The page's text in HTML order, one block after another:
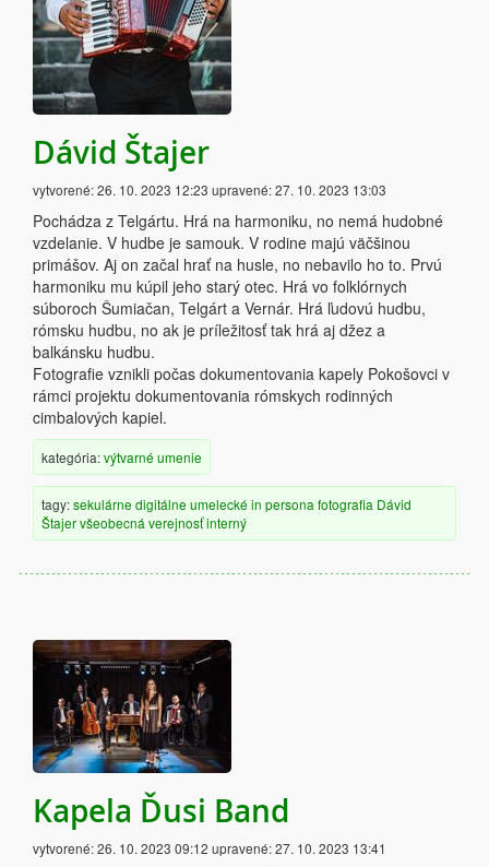
Dávid Štajer
vytvorené:26. 10. 2023 12:23 upravené:27. 10. 2023 13:03
Pochádza z Telgártu. Hrá na harmoniku, no nemá hudobné
vzdelanie. V hudbe je samouk. V rodine majú väčšinou
primášov. Aj on začal hrať na husle, no nebavilo ho to. Prvú
harmoniku mu kúpil jeho starý otec. Hrá vo folklórnych
súboroch Šumiačan, Telgárt a Vernár. Hrá ľudovú hudbu,
rómsku hudbu, no ak je príležitosť tak hrá aj džez a
balkánsku hudbu.
Fotografie vznikli počas dokumentovania kapely Pokošovci v
rámci projektu dokumentovania rómskych rodinných
cimbalových kapiel.
kategória:výtvarné umenie
tagy:sekulárne digitálne umelecké in persona fotografia Dávid
Štajervšeobecná verejnosťinterný
Kapela Ďusi Band
vytvorené:26. 10. 2023 09:12 upravené:27. 10. 2023 13:41